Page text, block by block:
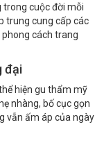
trong cuộc đời mỗi
trung cung cấp các
cách trang
đại
hiện gu thẩm mỹ
nhàng, bố cục gọn
vẫn ấm áp của ngày